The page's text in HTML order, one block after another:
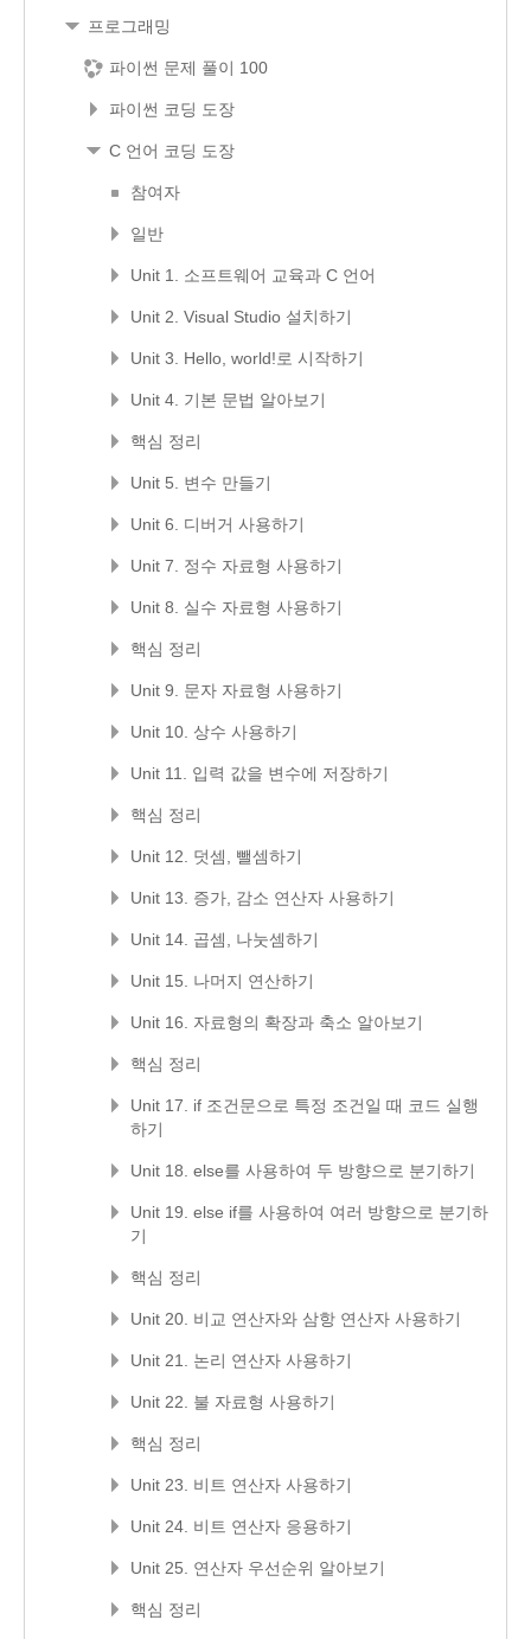
프로그래밍
파이썬 문제 풀이 100
파이썬 코딩 도장
C 언어 코딩 도장
참여자
일반
Unit 1. 소프트웨어 교육과 C 언어
Unit 2. Visual Studio 설치하기
Unit 3. Hello, world!로 시작하기
Unit 4. 기본 문법 알아보기
핵심 정리
Unit 5. 변수 만들기
Unit 6. 디버거 사용하기
Unit 7. 정수 자료형 사용하기
Unit 8. 실수 자료형 사용하기
핵심 정리
Unit 9. 문자 자료형 사용하기
Unit 10. 상수 사용하기
Unit 11. 입력 값을 변수에 저장하기
핵심 정리
Unit 12. 덧셈, 뺄셈하기
Unit 13. 증가, 감소 연산자 사용하기
Unit 14. 곱셈, 나눗셈하기
Unit 15. 나머지 연산하기
Unit 16. 자료형의 확장과 축소 알아보기
핵심 정리
Unit 17. if 조건문으로 특정 조건일 때 코드 실행
하기
Unit 18. else를 사용하여 두 방향으로 분기하기
Unit 19. else if를 사용하여 여러 방향으로 분기하
기
핵심 정리
Unit 20. 비교 연산자와 삼항 연산자 사용하기
Unit 21. 논리 연산자 사용하기
Unit 22. 불 자료형 사용하기
핵심 정리
Unit 23. 비트 연산자 사용하기
Unit 24. 비트 연산자 응용하기
Unit 25. 연산자 우선순위 알아보기
핵심 정리